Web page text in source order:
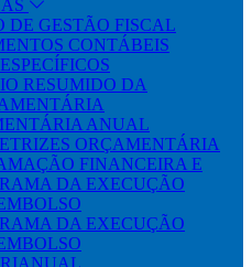
DE GESTÃO FISCAL
CONTÁBEIS
RESUMIDO DA
ANUAL
ORÇAMENTÁRIA
FINANCEIRA E
DA EXECUÇÃO
DA EXECUÇÃO